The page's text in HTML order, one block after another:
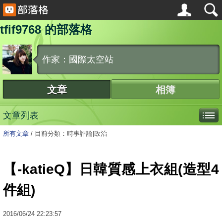
tfif9768 的部落格
作家：國際太空站
文章 相簿
文章列表
所有文章 / 目前分類：時事評論|政治
【-katieQ】日韓質感上衣組(造型4
件組)
2016/06/24 22:23:57